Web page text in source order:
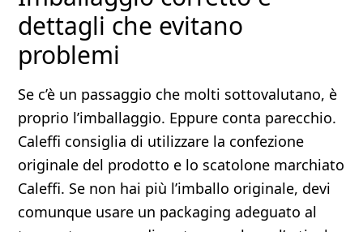
dettagli che evitano
problemi
Se c’è un passaggio che molti sottovalutano, è
proprio l’imballaggio. Eppure conta parecchio.
Caleffi consiglia di utilizzare la confezione
originale del prodotto e lo scatolone marchiato
Caleffi. Se non hai più l’imballo originale, devi
comunque usare un packaging adeguato al